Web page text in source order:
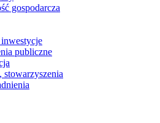
gospodarcza
publiczne
stowarzyszenia